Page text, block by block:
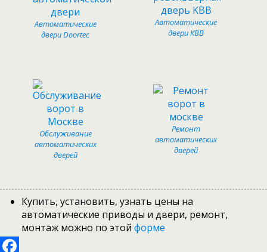
Автоматические
двери Doortec
Автоматические
двери КВВ
Обслуживание
автоматических
дверей
Ремонт
автоматических
дверей
Купить, установить, узнать цены на
автоматические приводы и двери, ремонт,
монтаж можно по этой форме